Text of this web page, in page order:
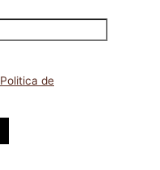
Politica de